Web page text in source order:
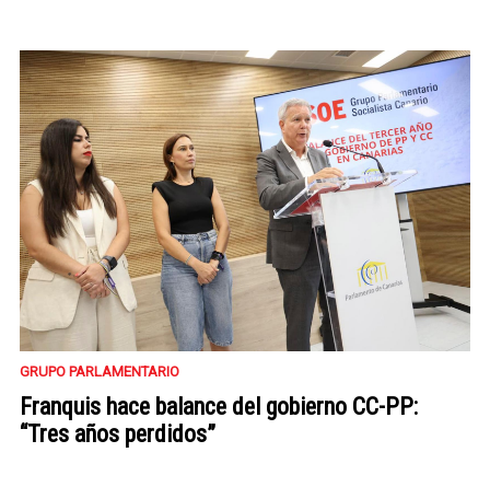
GRUPO PARLAMENTARIO
Franquis hace balance del gobierno CC-PP:
“Tres años perdidos”